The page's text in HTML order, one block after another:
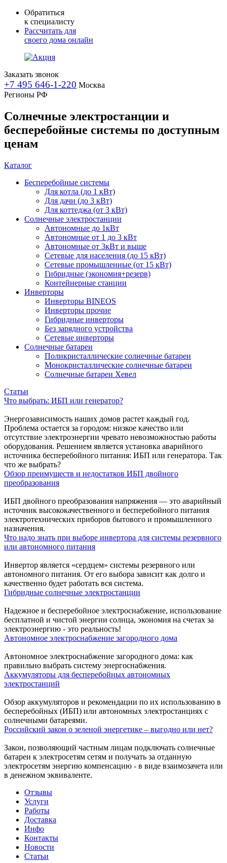
Обратиться
к специалисту
Рассчитать для
своего дома онлайн
Заказать звонок
+7 495 646-1-220 Москва
Регионы РФ
Солнечные электростанции и
бесперебойные системы по доступным
ценам
Каталог
Бесперебойные системы
Для котла (до 1 кВт)
Для дачи (до 3 кВт)
Для коттеджа (от 3 кВт)
Солнечные электростанции
Автономные до 1кВт
Автономные от 1 до 3 кВт
Автономные от 3кВт и выше
Сетевые для населения (до 15 кВт)
Сетевые промышленные (от 15 кВт)
Гибридные (экономия+резерв)
Контейнерные станции
Инверторы
Инверторы BINEOS
Инверторы прочие
Гибридные инверторы
Без зарядного устройства
Сетевые инверторы
Солнечные батареи
Поликристаллические солнечные батареи
Монокристаллические солнечные батареи
Солнечные батареи Хевел
Статьи
Что выбрать: ИБП или генератор?
Энергозависимость наших домов растет каждый год.
Проблема остается за городом: низкое качество или
отсутствие электроэнергии чревато невозможностью работы
оборудования. Решением является установка аварийного
источника бесперебойного питания: ИБП или генератора. Так
что же выбрать?
Обзор преимуществ и недостатков ИБП двойного
преобразования
ИБП двойного преобразования напряжения — это аварийный
источник высококачественного и бесперебойного питания
электротехнических приборов бытового и промышленного
назначения.
Что надо знать при выборе инвертора для системы резервного
или автономного питания
Инвертор является «сердцем» системы резервного или
автономного питания. От его выбора зависит как долго и
качественно будет работать вся система.
Гибридные солнечные электростанции
Надежное и бесперебойное электроснабжение, использование
бесплатной и чистой энергии солнца, экономия на счетах за
электроэнергию - это реальность!
Автономное электроснабжение загородного дома
Автономное электроснабжение загородного дома: как
правильно выбрать систему энергоснабжения.
Аккумуляторы для бесперебойных автономных
электростанций
Обзор аккумуляторов и рекомендации по их использованию в
бесперебойных (ИБП) или автономных электростанциях с
солнечными батареями.
Российский закон о зеленой энергетике – выгодно или нет?
Закон, позволяющий частным лицам подключать солнечные
батареи к электросетям сетям и получать за отданную
электросетям энергию компенсацию - в виде взаимозачета или
в денежном эквиваленте.
Отзывы
Услуги
Работы
Доставка
Инфо
Контакты
Новости
Статьи